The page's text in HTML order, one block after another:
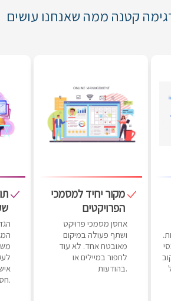
קטנה ממה שאנחנו עושים
חסויים.
מקור יחיד למסמכי
הפרויקטים
אחסן מסמכי פרויקט
ושתף פעולה במיקום
מאובטח אחד. לא עוד
לחפור במיילים או
בהודעות.